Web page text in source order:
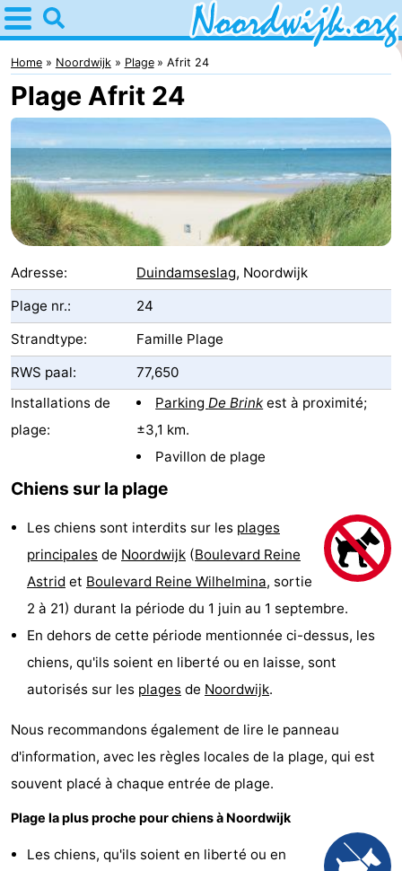
Home
Noordwijk
Astuces
Avec
les
enfants
Passer
la
Appartements
Chambre
d'hôtes
Chaumières
De
-
Dunimar
Noordwijkse
Duinen
Parc
Soleil
Hôtels
Last
minutes
Plages
et
faire
Lieux
d'intérêt
-
Musées
-
Home Noordwijk Plage Afrit 24
Plage Afrit 24
Adresse: Duindamseslag, Noordwijk
Plage nr.:
24
Strandtype:
Famille Plage
RWS paal:
77,650
Installations de
plage:
ParkingDe Brink est à proximité;
±3,1 km.
Pavillon de plage
Chiens sur la plage
Les chiens sont interdits sur les plages
principales de Noordwijk (Boulevard Reine
Astrid et Boulevard Reine Wilhelmina, sortie
2 à 21) durant la période du 1 juin au 1 septembre.
En dehors de cette période mentionnée ci-dessus, les
chiens, qu'ils soient en liberté ou en laisse, sont
autorisés sur les plages de Noordwijk.
Nous recommandons également de lire le panneau
d'information, avec les règles locales de la plage, qui est
souvent placé à chaque entrée de plage.
Plage la plus proche pour chiens à Noordwijk
Les chiens, qu'ils soient en liberté ou en